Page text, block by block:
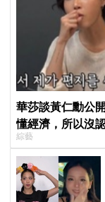
華莎談黃仁勳公
懂經濟，所以沒
綜藝